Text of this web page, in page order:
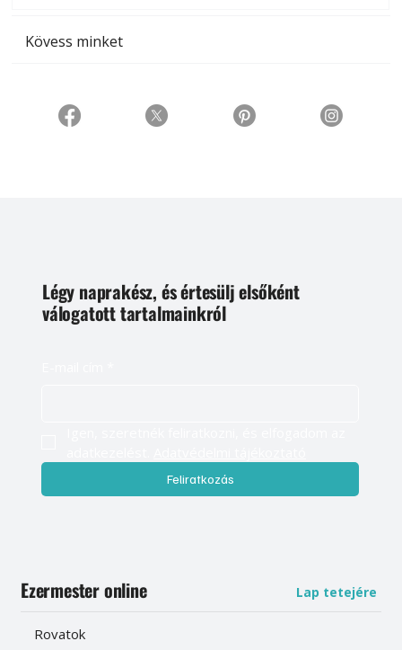
Kövess minket
Légy naprakész, és értesülj elsőként
válogatott tartalmainkról
Feliratkozás
Ezermester online Lap tetejére
Rovatok